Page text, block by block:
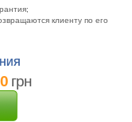
клиенту по его
грн